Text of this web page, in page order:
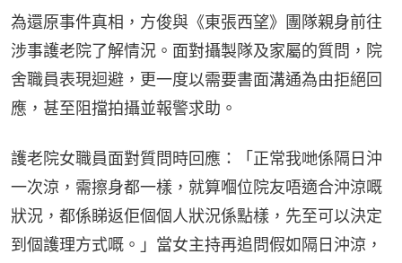
為還原事件真相，方俊與《東張西望》團隊親身前往
涉事護老院了解情況。面對攝製隊及家屬的質問，院
舍職員表現迴避，更一度以需要書面溝通為由拒絕回
應，甚至阻擋拍攝並報警求助。
護老院女職員面對質問時回應：「正常我哋係隔日沖
一次涼，需擦身都一樣，就算嗰位院友唔適合沖涼嘅
狀況，都係睇返佢個個人狀況係點樣，先至可以決定
到個護理方式嘅。」當女主持再追問假如隔日沖涼，